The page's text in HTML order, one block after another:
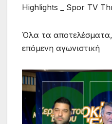
Highlights _ Spor TV
Όλα τα
επόμενη αγωνιστική